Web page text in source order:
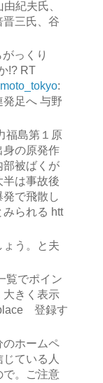
紀夫氏、
三氏、谷
っくり
!? RT
:
発足へ 与野
福島第１原
身の原発作
部被ばくが
半は事故後
で飛散し
られる htt
ょう。と夫
覧でポイン
大きく表示
登録す
のホームペ
ている人
で。ご注意